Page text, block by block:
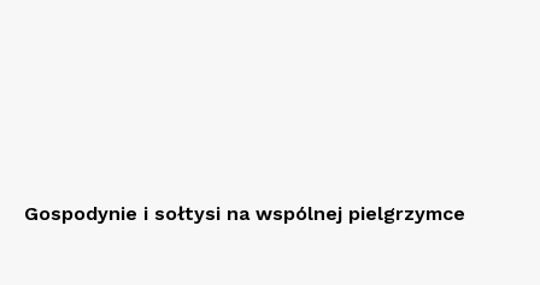
Gospodynie i sołtysi na wspólnej pielgrzymce